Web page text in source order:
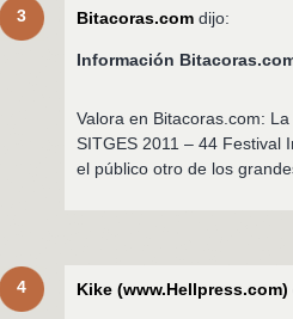
3 Bitacoras.com dijo:
Información
Valora en Bitacoras.com:
SITGES 2011 – 44 Festival
el público otro de los
4 Kike (www.Hellpress.com)